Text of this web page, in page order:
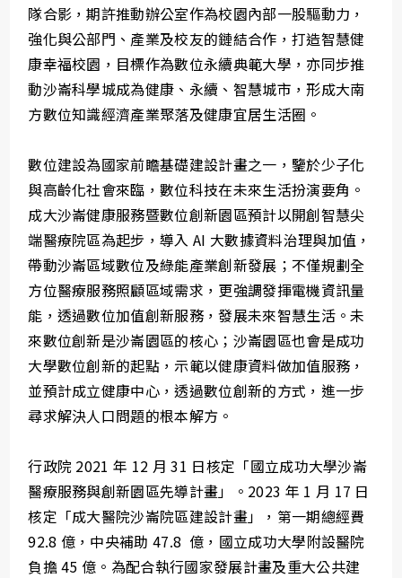
隊合影，期許推動辦公室作為校園內部一股驅動力，
強化與公部門、產業及校友的鏈結合作，打造智慧健
康幸福校園，目標作為數位永續典範大學，亦同步推
動沙崙科學城成為健康、永續、智慧城市，形成大南
方數位知識經濟產業聚落及健康宜居生活圈。
數位建設為國家前瞻基礎建設計畫之一，鑒於少子化
與高齡化社會來臨，數位科技在未來生活扮演要角。
成大沙崙健康服務暨數位創新園區預計以開創智慧尖
端醫療院區為起步，導入 AI 大數據資料治理與加值，
帶動沙崙區域數位及綠能產業創新發展；不僅規劃全
方位醫療服務照顧區域需求，更強調發揮電機資訊量
能，透過數位加值創新服務，發展未來智慧生活。未
來數位創新是沙崙園區的核心；沙崙園區也會是成功
大學數位創新的起點，示範以健康資料做加值服務，
並預計成立健康中心，透過數位創新的方式，進一步
尋求解決人口問題的根本解方。
行政院 2021 年 12 月 31 日核定「國立成功大學沙崙
醫療服務與創新園區先導計畫」。2023 年 1 月 17 日
核定「成大醫院沙崙院區建設計畫」，第一期總經費
92.8 億，中央補助 47.8 億，國立成功大學附設醫院
負擔 45 億。為配合執行國家發展計畫及重大公共建